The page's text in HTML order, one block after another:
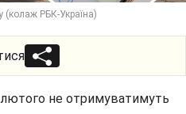
(колаж РБК-Україна)
не отримуватимуть